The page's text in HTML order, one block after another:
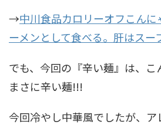
→中川食品カロリーオフこん
ーメンとして食べる。肝はスー
でも、今回の『辛い麺』は、こ
まさに辛い麺!!!
今回冷やし中華風でしたが、